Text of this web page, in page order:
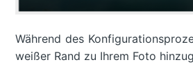
Während des
weißer Rand zu Ihrem Foto